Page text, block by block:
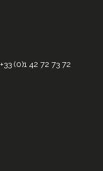
+33 (0)1 42 72 73 72